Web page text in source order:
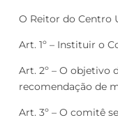
O Reitor do Centro
Art. 1º – Instituir o
Art. 2º – O objetivo
recomendação de
Art. 3º – O comitê